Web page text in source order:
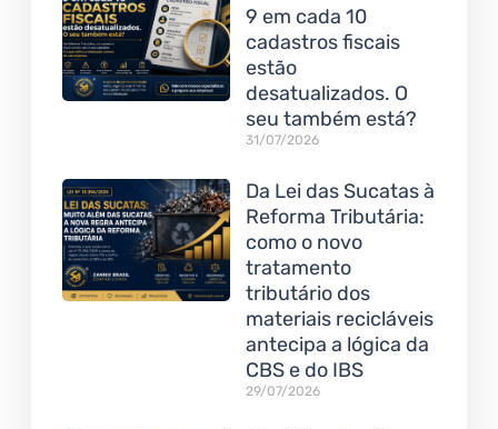
9 em cada 10
cadastros fiscais
estão
desatualizados. O
seu também está?
31/07/2026
Da Lei das Sucatas à
Reforma Tributária:
como o novo
tratamento
tributário dos
materiais recicláveis
antecipa a lógica da
CBS e do IBS
29/07/2026